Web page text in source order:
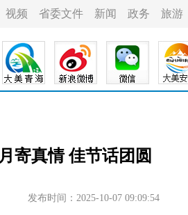
视频 省委文件 新闻 政务 旅游
寄真情 佳节话团圆
发布时间：2025-10-07 09:09:54